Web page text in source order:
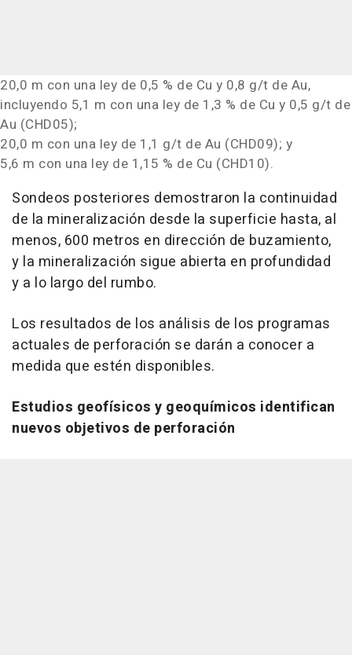
20,0 m con una ley de 0,5 % de Cu y 0,8 g/t de Au,
incluyendo 5,1 m con una ley de 1,3 % de Cu y 0,5 g/t de
Au (CHD05);
20,0 m con una ley de 1,1 g/t de Au (CHD09); y
5,6 m con una ley de 1,15 % de Cu (CHD10).
Sondeos posteriores demostraron la continuidad
de la mineralización desde la superficie hasta, al
menos, 600 metros en dirección de buzamiento,
y la mineralización sigue abierta en profundidad
y a lo largo del rumbo.
Los resultados de los análisis de los programas
actuales de perforación se darán a conocer a
medida que estén disponibles.
Estudios geofísicos y geoquímicos identifican
nuevos objetivos de perforación